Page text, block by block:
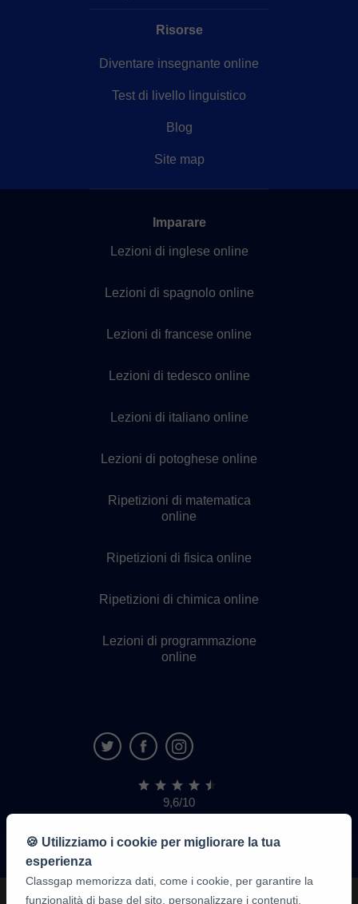
Risorse
Diventare insegnante online
Test di livello linguistico
Blog
Site map
Imparare
Lezioni di inglese online
Lezioni di spagnolo online
Lezioni di francese online
Lezioni di tedesco online
Lezioni di italiano online
Lezioni di potoghese online
Ripetizioni di matematica
online
Ripetizioni di fisica online
Ripetizioni di chimica online
Lezioni di programmazione
online
9,6/10
1.339.284
recensioni
di
alunni
🍪 Utilizziamo i cookie per migliorare la tua
esperienza
Classgap memorizza dati, come i cookie, per garantire la
funzionalità di base del sito, personalizzare i contenuti,